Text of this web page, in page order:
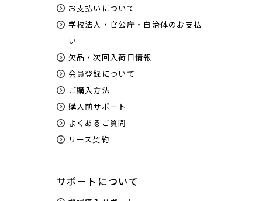
お支払いについて
学校法人・官公庁・自治体のお支払
い
欠品・次回入荷日情報
会員登録について
ご購入方法
購入前サポート
よくあるご質問
リース契約
サポートについて